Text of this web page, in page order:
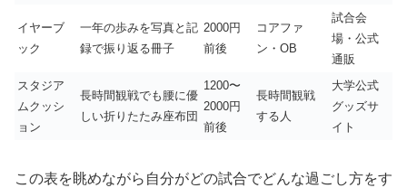
イヤーブ
ック
一年の歩みを写真と記
録で振り返る冊子
2000円
前後
コアファ
ン・OB
試合会
場・公式
通販
スタジア
ムクッシ
ョン
長時間観戦でも腰に優
しい折りたたみ座布団
1200〜
2000円
前後
長時間観戦
する人
大学公式
グッズサ
イト
この表を眺めながら自分がどの試合でどんな過ごし方をす